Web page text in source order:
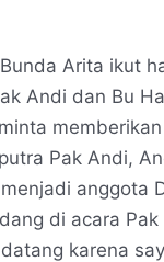
Arita ikut
Andi dan Bu
Pak Andi,
anggota
di acara
karena